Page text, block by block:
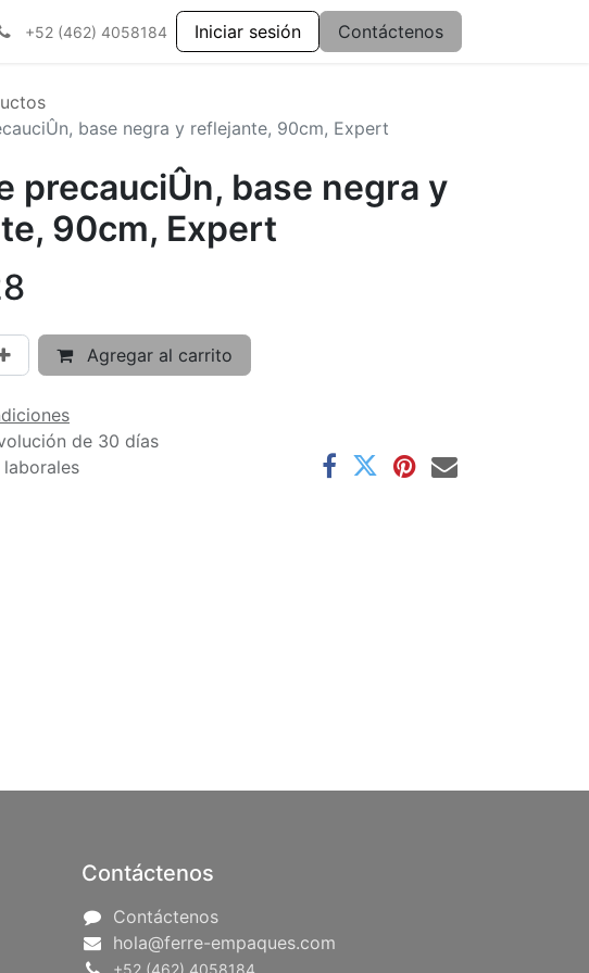
+52 (462) 4058184 Iniciar sesión Contáctenos
base negra y reflejante, 90cm, Expert
precauciÛn, base negra y
90cm, Expert
Agregar al carrito
de 30 días
Contáctenos
Contáctenos
hola@ferre-empaques.com
+52 (462) 4058184